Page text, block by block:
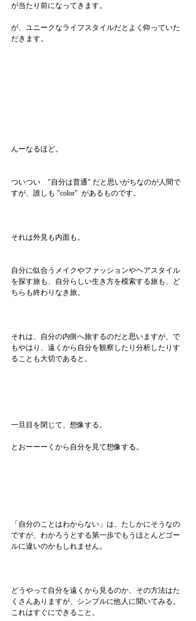
が当たり前になってきます。
が、ユニークなライフスタイルだとよく仰っていた
だきます。
んーなるほど。
ついつい　"自分は普通" だと思いがちなのが人間で
すが、誰しも "color"  があるものです。
それは外見も内面も。
自分に似合うメイクやファッションやヘアスタイル
を探す旅も、自分らしい生き方を模索する旅も、ど
ちらも終わりなき旅。
それは、自分の内側へ旅するのだと思いますが、で
もやはり、遠くから自分を観察したり分析したりす
ることも大切であると。
一旦目を閉じて、想像する。
とおーーーくから自分を見て想像する。
「自分のことはわからない」は、たしかにそうなの
ですが、わかろうとする第一歩でもうほとんどゴー
ルに違いのかもしれません。
どうやって自分を遠くから見るのか、その方法はた
くさんありますが、シンプルに他人に聞いてみる。
これはすぐにできること。